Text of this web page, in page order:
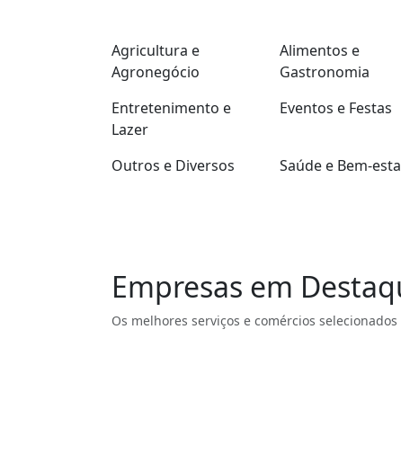
Agricultura e
Agronegócio
Alimentos e
Gastronomia
Entretenimento e
Lazer
Eventos e Festas
Outros e Diversos
Saúde e Bem-
Empresas em
Os melhores serviços e comércios